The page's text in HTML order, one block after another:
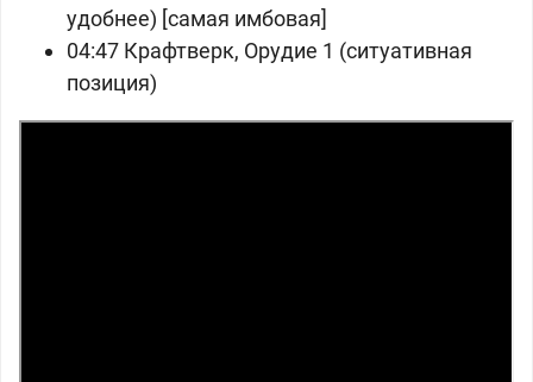
удобнее) [самая имбовая]
04:47 Крафтверк, Орудие 1 (ситуативная
позиция)